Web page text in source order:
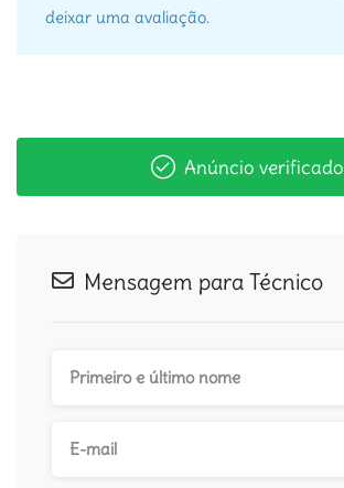
deixar uma avaliação.
Anúncio verificado
Mensagem para Técnico